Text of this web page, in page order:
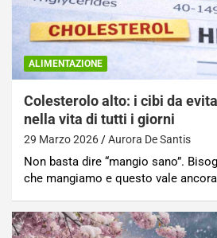
ALIMENTAZIONE
Colesterolo alto: i cibi da
nella vita di tutti i giorni
29 Marzo 2026 Aurora De Santis
Non basta dire “mangio sano”.
che mangiamo e questo vale